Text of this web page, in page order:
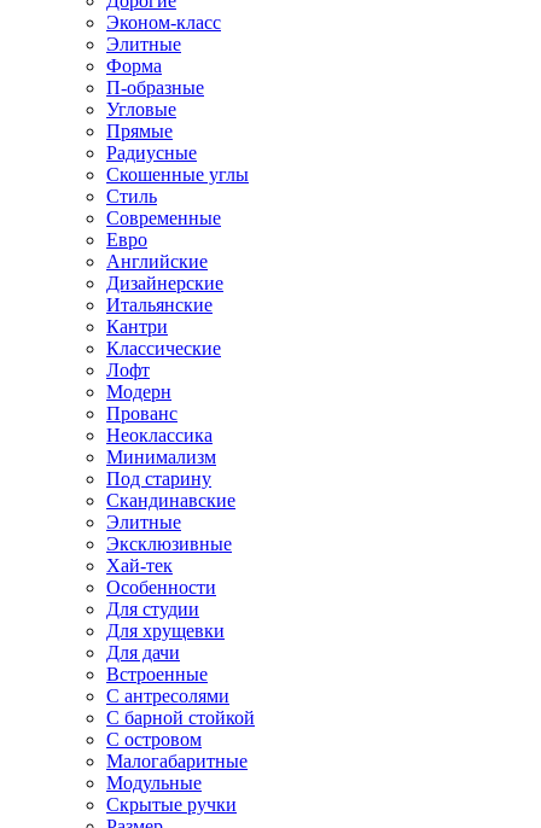
Эконом-класс
Элитные
Форма
П-образные
Угловые
Прямые
Радиусные
Скошенные углы
Стиль
Современные
Евро
Английские
Дизайнерские
Итальянские
Кантри
Классические
Лофт
Модерн
Прованс
Неоклассика
Минимализм
Под старину
Скандинавские
Элитные
Эксклюзивные
Хай-тек
Особенности
Для студии
Для хрущевки
Для дачи
Встроенные
С антресолями
С барной стойкой
С островом
Малогабаритные
Модульные
Скрытые ручки